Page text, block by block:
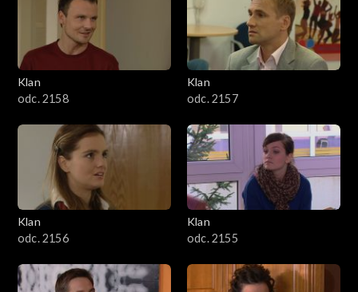
Klan
odc. 2158
Klan
odc. 2157
Klan
odc. 2156
Klan
odc. 2155